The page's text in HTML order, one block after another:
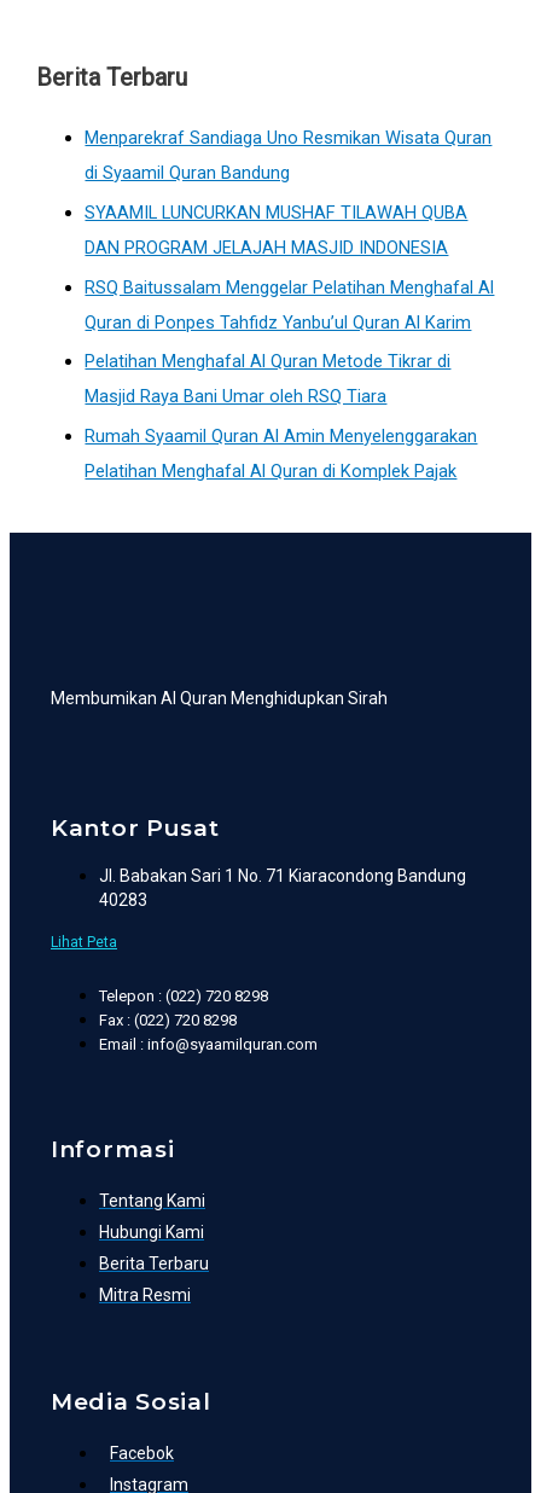
Berita Terbaru
Menparekraf Sandiaga Uno Resmikan Wisata Quran
di Syaamil Quran Bandung
SYAAMIL LUNCURKAN MUSHAF TILAWAH QUBA
DAN PROGRAM JELAJAH MASJID INDONESIA
RSQ Baitussalam Menggelar Pelatihan Menghafal Al
Quran di Ponpes Tahfidz Yanbu’ul Quran Al Karim
Pelatihan Menghafal Al Quran Metode Tikrar di
Masjid Raya Bani Umar oleh RSQ Tiara
Rumah Syaamil Quran Al Amin Menyelenggarakan
Pelatihan Menghafal Al Quran di Komplek Pajak
Membumikan Al Quran Menghidupkan Sirah
Kantor Pusat
Jl. Babakan Sari 1 No. 71 Kiaracondong Bandung
40283
Lihat Peta
Telepon : (022) 720 8298
Fax : (022) 720 8298
Email : info@syaamilquran.com
Informasi
Tentang Kami
Hubungi Kami
Berita Terbaru
Mitra Resmi
Media Sosial
Facebok
Instagram